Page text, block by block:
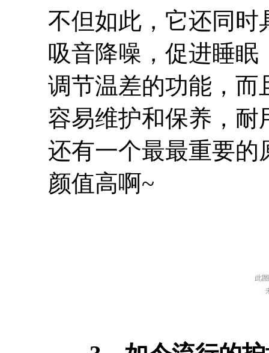
不但如此，它还同时
吸音降噪，促进睡眠
调节温差的功能，而
容易维护和保养，耐
还有一个最最重要的
颜值高啊~